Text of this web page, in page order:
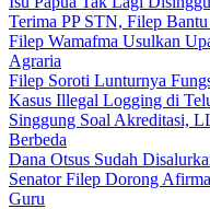
Terima PP STN, Filep
Filep Wamafma Usulkan
Agraria
Filep Soroti Lunturnya
Kasus Illegal Logging di
Singgung Soal Akreditasi,
Berbeda
Dana Otsus Sudah
Senator Filep Dorong
Guru